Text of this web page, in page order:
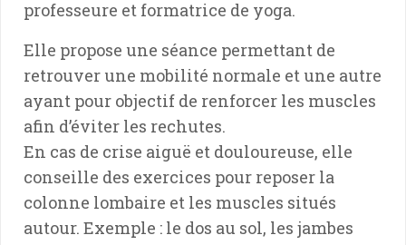
professeure et formatrice de yoga.
Elle propose une séance permettant de
retrouver une mobilité normale et une autre
ayant pour objectif de renforcer les muscles
afin d’éviter les rechutes.
En cas de crise aiguë et douloureuse, elle
conseille des exercices pour reposer la
colonne lombaire et les muscles situés
autour. Exemple : le dos au sol, les jambes